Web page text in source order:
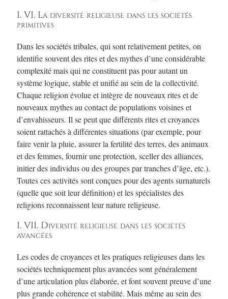
I. VI. La diversité religieuse dans les sociétés
primitives
Dans les sociétés tribales, qui sont relativement petites, on
identifie souvent des rites et des mythes d’une considérable
complexité mais qui ne constituent pas pour autant un
système logique, stable et unifié au sein de la collectivité.
Chaque religion évolue et intègre de nouveaux rites et de
nouveaux mythes au contact de populations voisines et
d’envahisseurs. Il se peut que différents rites et croyances
soient rattachés à différentes situations (par exemple, pour
faire venir la pluie, assurer la fertilité des terres, des animaux
et des femmes, fournir une protection, sceller des alliances,
initier des individus ou des groupes par tranches d’âge, etc.).
Toutes ces activités sont conçues pour des agents surnaturels
(quelle que soit leur définition) et les spécialistes des
religions reconnaissent leur nature religieuse.
I. VII. Diversité religieuse dans les sociétés
avancées
Les codes de croyances et les pratiques religieuses dans les
sociétés techniquement plus avancées sont généralement
d’une articulation plus élaborée, et font souvent preuve d’une
plus grande cohérence et stabilité. Mais même au sein des